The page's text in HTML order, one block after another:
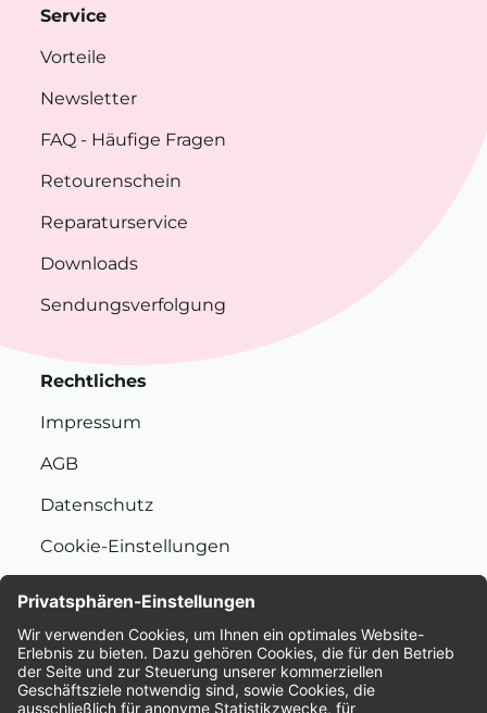
Service
Vorteile
Newsletter
FAQ - Häufige Fragen
Retourenschein
Reparaturservice
Downloads
Sendungsverfolgung
Rechtliches
Impressum
AGB
Datenschutz
Cookie-Einstellungen
Bewertungen